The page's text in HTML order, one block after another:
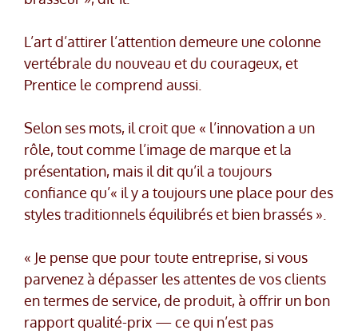
L’art d’attirer l’attention demeure une colonne
vertébrale du nouveau et du courageux, et
Prentice le comprend aussi.
Selon ses mots, il croit que « l’innovation a un
rôle, tout comme l’image de marque et la
présentation, mais il dit qu’il a toujours
confiance qu’« il y a toujours une place pour des
styles traditionnels équilibrés et bien brassés ».
« Je pense que pour toute entreprise, si vous
parvenez à dépasser les attentes de vos clients
en termes de service, de produit, à offrir un bon
rapport qualité-prix — ce qui n’est pas